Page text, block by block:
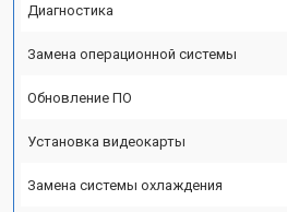
Диагностика
Замена операционной системы
Обновление ПО
Установка видеокарты
Замена системы охлаждения